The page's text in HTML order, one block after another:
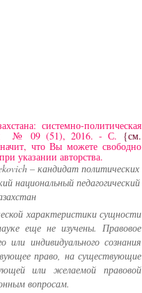
системно-политическая
№ 09 (51), 2016. - С. {см.
что Вы можете свободно
указании авторства.
– кандидат политических
национальный педагогический
характеристики сущности
еще не изучены. Правовое
индивидуального сознания
право, на существующие
или желаемой правовой
вопросам.